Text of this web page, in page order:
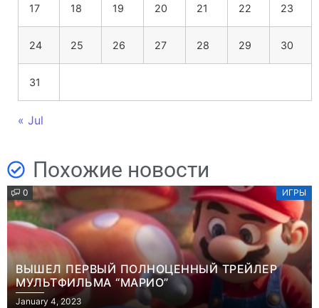
17 18 19 20 21 22 23
24 25 26 27 28 29 30
31
« Jul
Похожие новости
0 ИГРЫ
ВЫШЕЛ ПЕРВЫЙ ПОЛНОЦЕННЫЙ ТРЕЙЛЕР
МУЛЬТФИЛЬМА “МАРИО”
January 4, 2023